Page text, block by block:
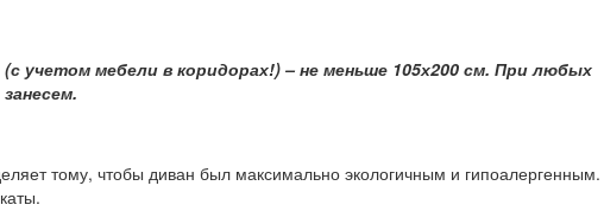
учетом мебели в коридорах!) – не меньше 105х200 см. При любых
тому, чтобы диван был максимально экологичным и гипоалергенным.